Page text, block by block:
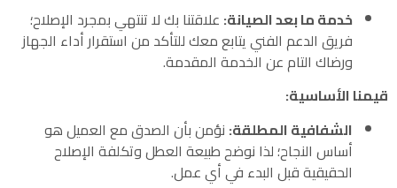
خدمة ما بعد الصيانة: علاقتنا بك لا تنتهي بمجرد الإصلاح؛
فريق الدعم الفني يتابع معك للتأكد من استقرار أداء الجهاز
ورضاك التام عن الخدمة المقدمة.
قيمنا الأساسية:
الشفافية المطلقة: نؤمن بأن الصدق مع العميل هو
أساس النجاح؛ لذا نوضح طبيعة العطل وتكلفة الإصلاح
الحقيقية قبل البدء في أي عمل.